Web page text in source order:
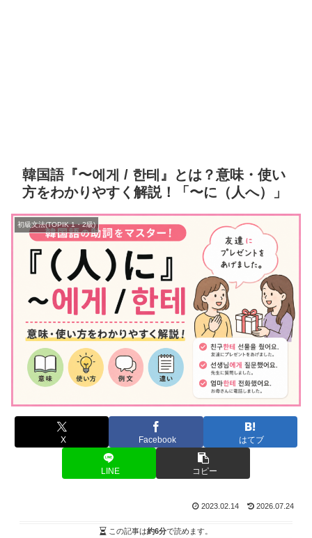
韓国語『〜에게 / 한테』とは？意味・使い
方をわかりやすく解説！「〜に（人へ）」
初級文法(TOPIK 1・2級)
X Facebook はてブ
LINE コピー
2023.02.14 2026.07.24
この記事は約6分で読めます。